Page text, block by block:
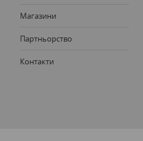
Магазини
Партньорство
Контакти